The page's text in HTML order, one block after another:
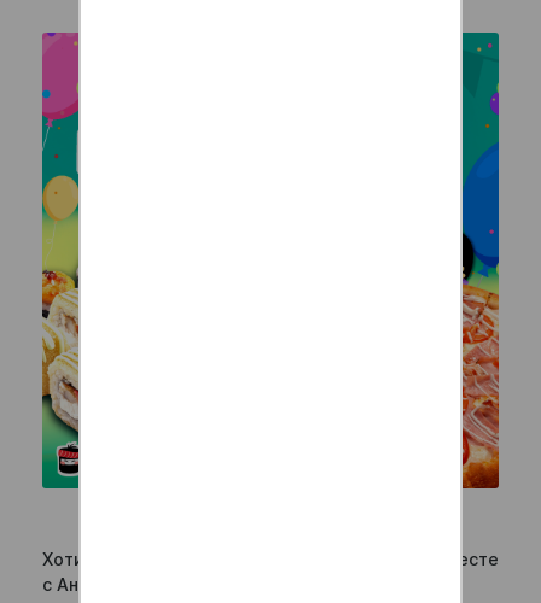
Хотите отпраздновать свой день рождения вместе
с Анти Суши?